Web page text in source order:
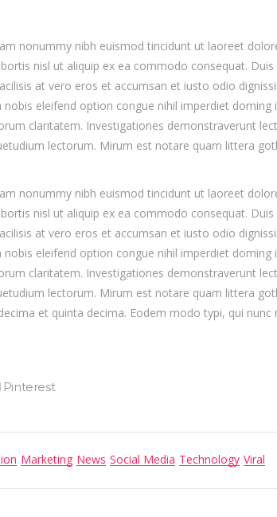
nonummy nibh euismod tincidunt ut laoreet
nisl ut aliquip ex ea commodo consequat.
at vero eros et accumsan et iusto odio
eleifend option congue nihil imperdiet
claritatem. Investigationes demonstraverunt
lectorum. Mirum est notare quam littera
nonummy nibh euismod tincidunt ut laoreet
nisl ut aliquip ex ea commodo consequat.
at vero eros et accumsan et iusto odio
eleifend option congue nihil imperdiet
claritatem. Investigationes demonstraverunt
lectorum. Mirum est notare quam littera
et quinta decima. Eodem modo typi, qui
Marketing News Social Media Technology Viral